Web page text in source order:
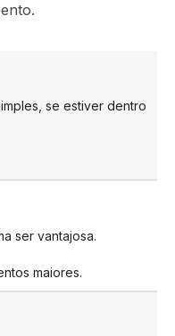
se estiver dentro
ser vantajosa.
maiores.